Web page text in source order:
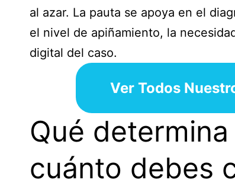
al azar. La pauta se apoya en el
el nivel de apiñamiento, la
digital del caso.
Ver Todos
Qué
cuánto debes